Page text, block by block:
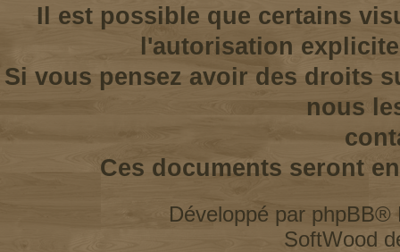
Il est possible que certains
l'autorisation
Si vous pensez avoir des droits
nous
Ces documents seront
Développé par phpBB®
SoftWood